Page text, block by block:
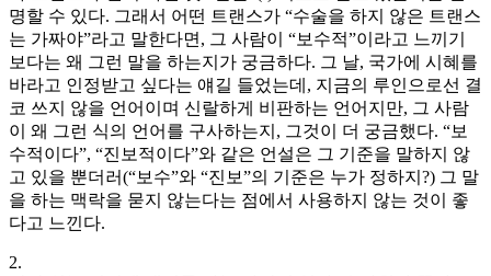
명할 수 있다. 그래서 어떤 트랜스가 “수술을 하지 않은 트랜스
는 가짜야”라고 말한다면, 그 사람이 “보수적”이라고 느끼기
보다는 왜 그런 말을 하는지가 궁금하다. 그 날, 국가에 시혜를
바라고 인정받고 싶다는 얘길 들었는데, 지금의 루인으로선 결
코 쓰지 않을 언어이며 신랄하게 비판하는 언어지만, 그 사람
이 왜 그런 식의 언어를 구사하는지, 그것이 더 궁금했다. “보
수적이다”, “진보적이다”와 같은 언설은 그 기준을 말하지 않
고 있을 뿐더러(“보수”와 “진보”의 기준은 누가 정하지?) 그 말
을 하는 맥락을 묻지 않는다는 점에서 사용하지 않는 것이 좋
다고 느낀다.
2.